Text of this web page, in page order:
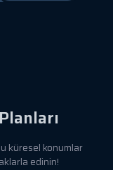
Planları
küresel konumlar
edinin!